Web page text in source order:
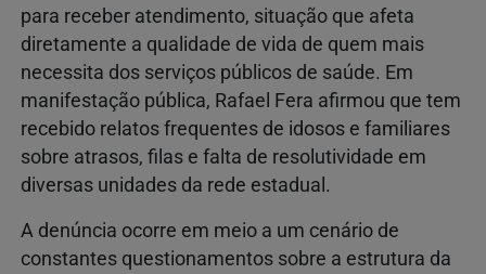
para receber atendimento, situação que afeta
diretamente a qualidade de vida de quem mais
necessita dos serviços públicos de saúde. Em
manifestação pública, Rafael Fera afirmou que tem
recebido relatos frequentes de idosos e familiares
sobre atrasos, filas e falta de resolutividade em
diversas unidades da rede estadual.
A denúncia ocorre em meio a um cenário de
constantes questionamentos sobre a estrutura da